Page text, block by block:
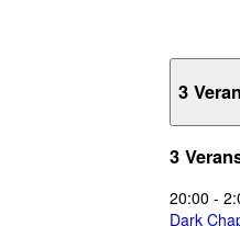
3
3
20:00 -
Dark